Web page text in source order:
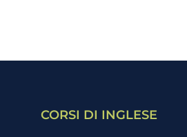
CORSI DI INGLESE